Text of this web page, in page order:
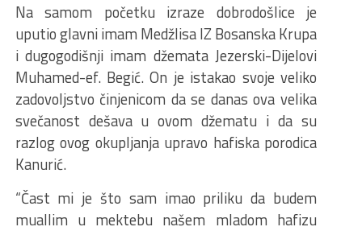
Na samom početku izraze dobrodošlice je
uputio glavni imam Medžlisa IZ Bosanska Krupa
i dugogodišnji imam džemata Jezerski-Dijelovi
Muhamed-ef. Begić. On je istakao svoje veliko
zadovoljstvo činjenicom da se danas ova velika
svečanost dešava u ovom džematu i da su
razlog ovog okupljanja upravo hafiska porodica
Kanurić.
“Čast mi je što sam imao priliku da budem
muallim u mektebu našem mladom hafizu